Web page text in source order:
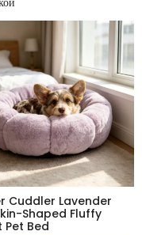
Cuddler Lavender
Shaped Fluffy
Pet Bed